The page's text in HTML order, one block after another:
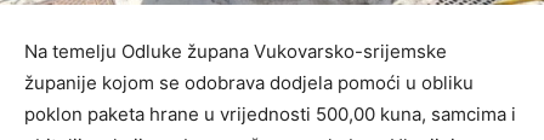
Na temelju Odluke župana Vukovarsko-srijemske
županije kojom se odobrava dodjela pomoći u obliku
poklon paketa hrane u vrijednosti 500,00 kuna, samcima i